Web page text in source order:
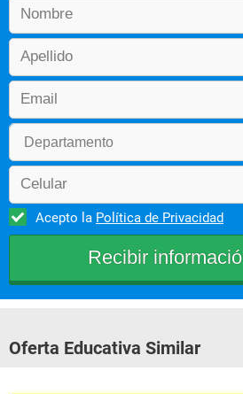
Introducción a la información
Estadística para economía
Áreas de concentración - Finanzas
Acepto la Política de Privacidad
Oferta Educativa Similar